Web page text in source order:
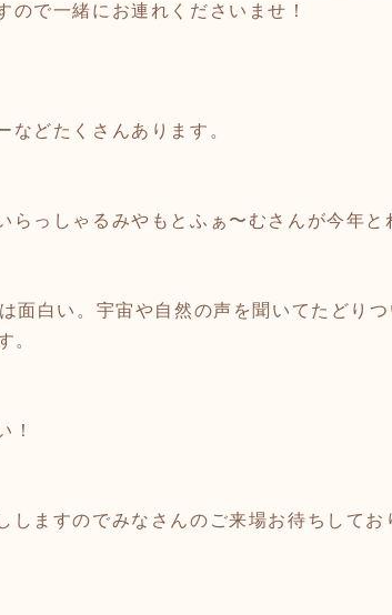
で一緒にお連れくださいませ！
などたくさんあります。
っしゃるみやもとふぁ〜むさんが今年と
面白い。宇宙や自然の声を聞いてたどり
。
！
ますのでみなさんのご来場お待ちしてお